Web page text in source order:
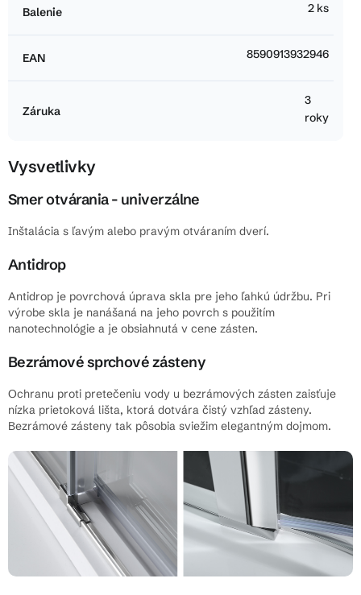
Balenie 2 ks
EAN 8590913932946
Záruka
3
roky
Vysvetlivky
Smer otvárania - univerzálne
Inštalácia s ľavým alebo pravým otváraním dverí.
Antidrop
Antidrop je povrchová úprava skla pre jeho ľahkú údržbu. Pri
výrobe skla je nanášaná na jeho povrch s použitím
nanotechnológie a je obsiahnutá v cene zásten.
Bezrámové sprchové zásteny
Ochranu proti pretečeniu vody u bezrámových zásten zaisťuje
nízka prietoková lišta, ktorá dotvára čistý vzhľad zásteny.
Bezrámové zásteny tak pôsobia sviežim elegantným dojmom.